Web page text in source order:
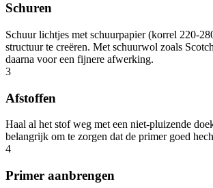
Schuren
Schuur lichtjes met schuurpapier (korrel 220-
structuur te creëren. Met schuurwol zoals
daarna voor een fijnere afwerking.
3
Afstoffen
Haal al het stof weg met een niet-pluizende
belangrijk om te zorgen dat de primer goed
4
Primer aanbrengen